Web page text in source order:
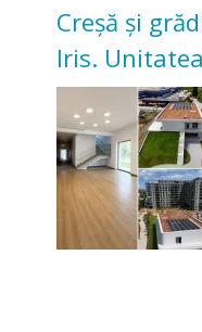
Creșă și
Iris.
pentru copii